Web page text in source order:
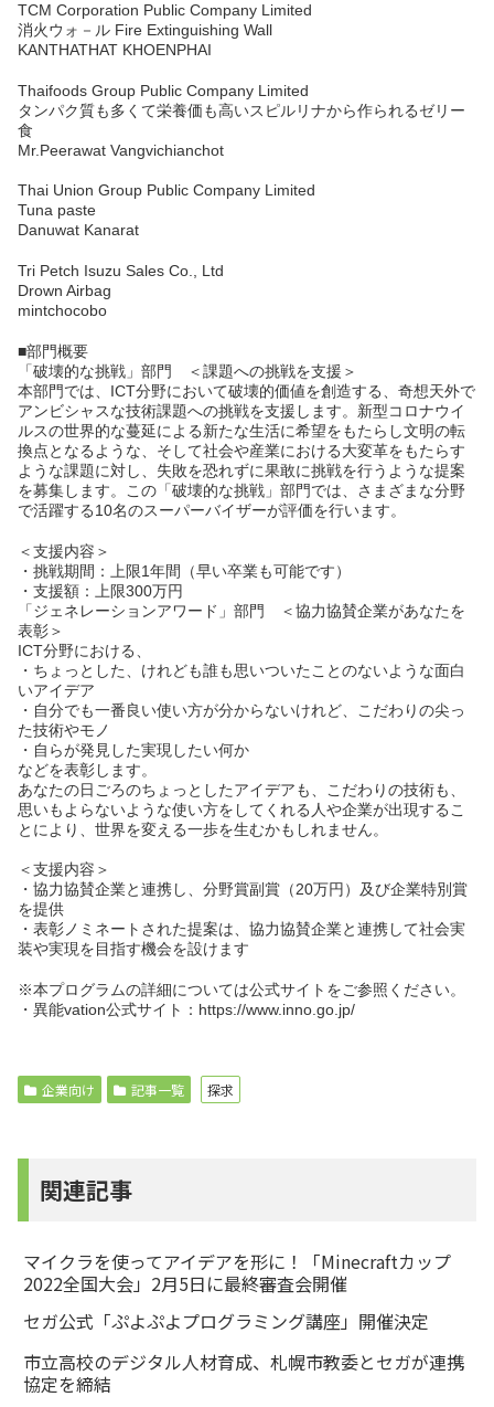
TCM Corporation Public Company Limited
消火ウォ－ル Fire Extinguishing Wall
KANTHATHAT KHOENPHAI
Thaifoods Group Public Company Limited
タンパク質も多くて栄養価も高いスピルリナから作られるゼリー
食
Mr.Peerawat Vangvichianchot
Thai Union Group Public Company Limited
Tuna paste
Danuwat Kanarat
Tri Petch Isuzu Sales Co., Ltd
Drown Airbag
mintchocobo
■部門概要
「破壊的な挑戦」部門 ＜課題への挑戦を支援＞
本部門では、ICT分野において破壊的価値を創造する、奇想天外で
アンビシャスな技術課題への挑戦を支援します。新型コロナウイ
ルスの世界的な蔓延による新たな生活に希望をもたらし文明の転
換点となるような、そして社会や産業における大変革をもたらす
ような課題に対し、失敗を恐れずに果敢に挑戦を行うような提案
を募集します。この「破壊的な挑戦」部門では、さまざまな分野
で活躍する10名のスーパーバイザーが評価を行います。
＜支援内容＞
・挑戦期間：上限1年間（早い卒業も可能です）
・支援額：上限300万円
「ジェネレーションアワード」部門 ＜協力協賛企業があなたを
表彰＞
ICT分野における、
・ちょっとした、けれども誰も思いついたことのないような面白
いアイデア
・自分でも一番良い使い方が分からないけれど、こだわりの尖っ
た技術やモノ
・自らが発見した実現したい何か
などを表彰します。
あなたの日ごろのちょっとしたアイデアも、こだわりの技術も、
思いもよらないような使い方をしてくれる人や企業が出現するこ
とにより、世界を変える一歩を生むかもしれません。
＜支援内容＞
・協力協賛企業と連携し、分野賞副賞（20万円）及び企業特別賞
を提供
・表彰ノミネートされた提案は、協力協賛企業と連携して社会実
装や実現を目指す機会を設けます
※本プログラムの詳細については公式サイトをご参照ください。
・異能vation公式サイト：https://www.inno.go.jp/
企業向け 記事一覧 探求
関連記事
マイクラを使ってアイデアを形に！「Minecraftカップ
2022全国大会」2月5日に最終審査会開催
セガ公式「ぷよぷよプログラミング講座」開催決定
市立高校のデジタル人材育成、札幌市教委とセガが連携
協定を締結